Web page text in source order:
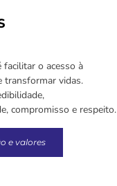
facilitar o acesso à
transformar vidas.
compromisso e respeito.
e valores